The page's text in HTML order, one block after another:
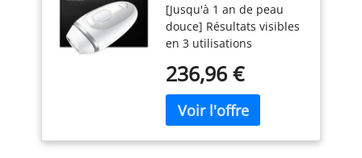
PL1100 Au Design
Compact, Epilation
Semi-Définitive,
Alternative Au Laser
Facile A Emporter,
Capteur De Peau
Pour Epiler
Doucement Le
Corps
[Jusqu'à 1 an de peau
douce] Résultats visibles
en 3 utilisations
programme, les résultats
peuvent varier selon les
individus). Si facile à
utiliser [Appareil doux
pour la peau] Son
236,96 €